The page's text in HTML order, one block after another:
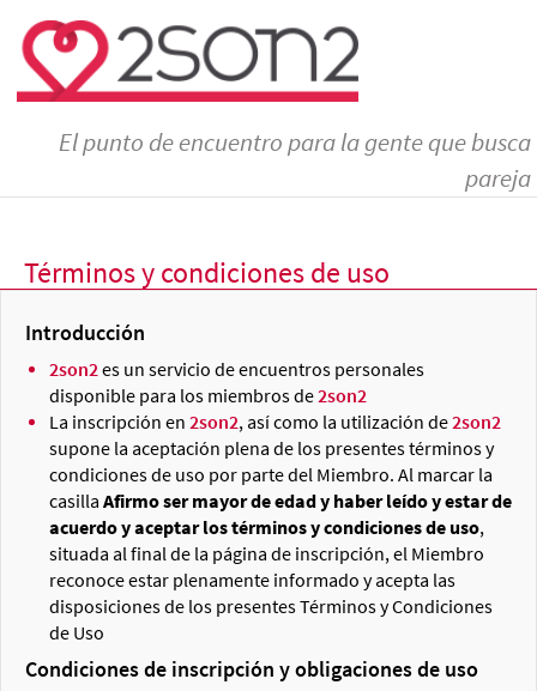
El punto de encuentro para la gente que busca
pareja
Términos y condiciones de uso
Introducción
2son2 es un servicio de encuentros personales
disponible para los miembros de2son2
La inscripción en 2son2, así como la utilización de2son2
supone la aceptación plena de los presentes términos y
condiciones de uso por parte del Miembro. Al marcar la
casilla Afirmo ser mayor de edad y haber leído y estar de
acuerdo y aceptar los términos y condiciones de uso,
situada al final de la página de inscripción, el Miembro
reconoce estar plenamente informado y acepta las
disposiciones de los presentes Términos y Condiciones
de Uso
Condiciones de inscripción y obligaciones de uso